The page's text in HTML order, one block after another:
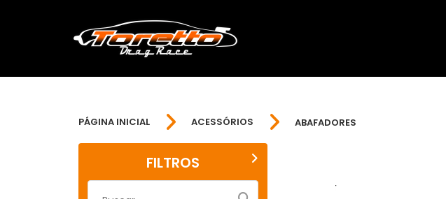
PÁGINA INICIAL ACESSÓRIOS ABAFADORES
FILTROS